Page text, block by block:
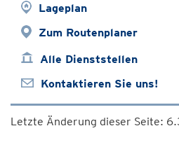
Lageplan
Zum Routenplaner
Alle Dienststellen
Kontaktieren Sie uns!
Letzte Änderung dieser Seite: